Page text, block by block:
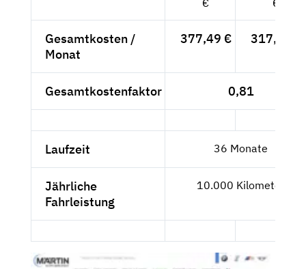
Gesamtkosten /
Monat
377,49 € 317,22 €
Gesamtkostenfaktor 0,81
Laufzeit 36 Monate
Jährliche
Fahrleistung
10.000 Kilometer